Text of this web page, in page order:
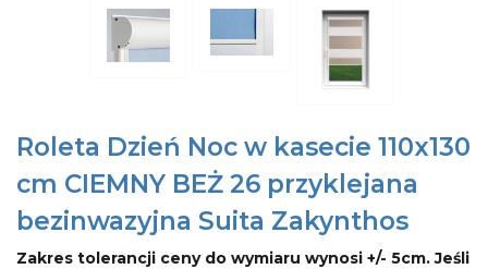
Roleta Dzień Noc w kasecie 110x130
cm CIEMNY BEŻ 26 przyklejana
bezinwazyjna Suita Zakynthos
Zakres tolerancji ceny do wymiaru wynosi +/- 5cm. Jeśli